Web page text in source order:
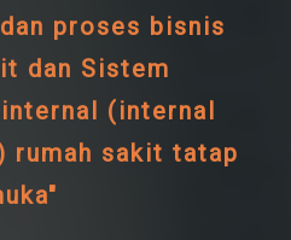
proses bisnis
dan Sistem
(internal
rumah sakit tatap